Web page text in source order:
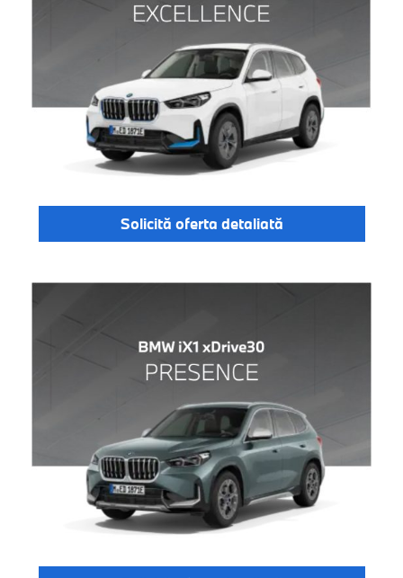
Solicită oferta detaliată